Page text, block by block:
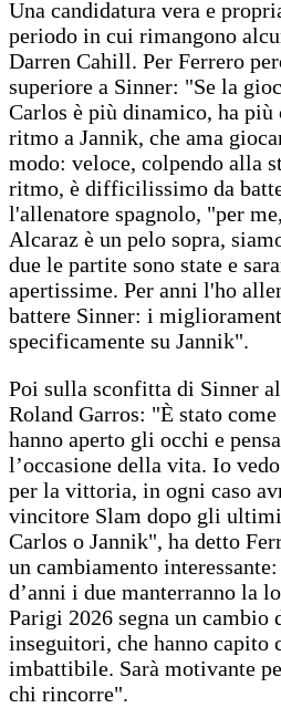
Una candidatura vera e
periodo in cui rimangono
Darren Cahill. Per Ferrero
superiore a Sinner: "Se la
Carlos è più dinamico, ha
ritmo a Jannik, che ama
modo: veloce, colpendo alla
ritmo, è difficilissimo da
l'allenatore spagnolo, "per
Alcaraz è un pelo sopra,
due le partite sono state e
apertissime. Per anni l'ho
battere Sinner: i
specificamente su Jannik".
Poi sulla sconfitta di Sinner
Roland Garros: "È stato
hanno aperto gli occhi e
l’occasione della vita. Io
per la vittoria, in ogni caso
vincitore Slam dopo gli
Carlos o Jannik", ha detto
un cambiamento
d’anni i due manterranno la
Parigi 2026 segna un cambio
inseguitori, che hanno capito
imbattibile. Sarà motivante
chi rincorre".